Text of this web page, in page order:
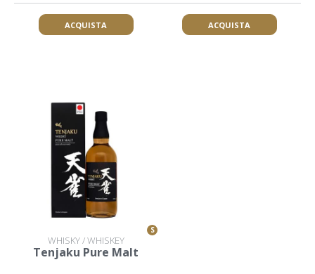
ACQUISTA ACQUISTA
S
WHISKY / WHISKEY
Tenjaku Pure Malt